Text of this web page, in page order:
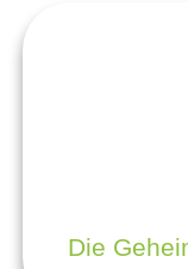
Die